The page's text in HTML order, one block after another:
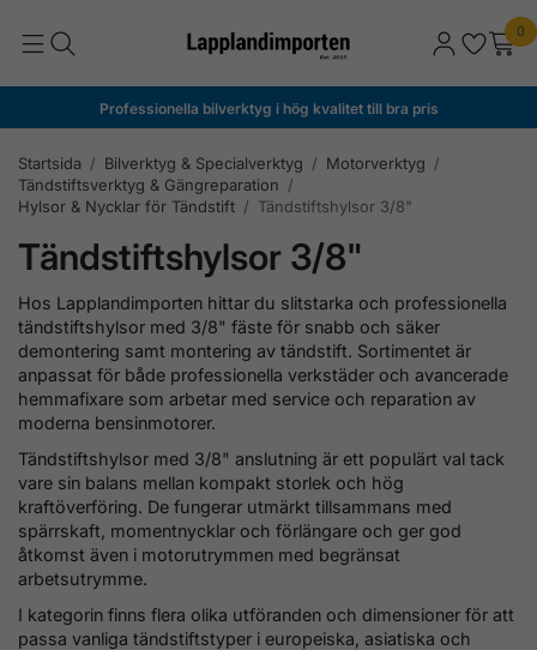
0
Professionella bilverktyg i hög kvalitet till bra pris
Startsida / Bilverktyg & Specialverktyg / Motorverktyg /
Tändstiftsverktyg & Gängreparation /
Hylsor & Nycklar för Tändstift / Tändstiftshylsor 3/8"
Tändstiftshylsor 3/8"
Hos Lapplandimporten hittar du slitstarka och professionella
tändstiftshylsor med 3/8" fäste för snabb och säker
demontering samt montering av tändstift. Sortimentet är
anpassat för både professionella verkstäder och avancerade
hemmafixare som arbetar med service och reparation av
moderna bensinmotorer.
Tändstiftshylsor med 3/8" anslutning är ett populärt val tack
vare sin balans mellan kompakt storlek och hög
kraftöverföring. De fungerar utmärkt tillsammans med
spärrskaft, momentnycklar och förlängare och ger god
åtkomst även i motorutrymmen med begränsat
arbetsutrymme.
I kategorin finns flera olika utföranden och dimensioner för att
passa vanliga tändstiftstyper i europeiska, asiatiska och